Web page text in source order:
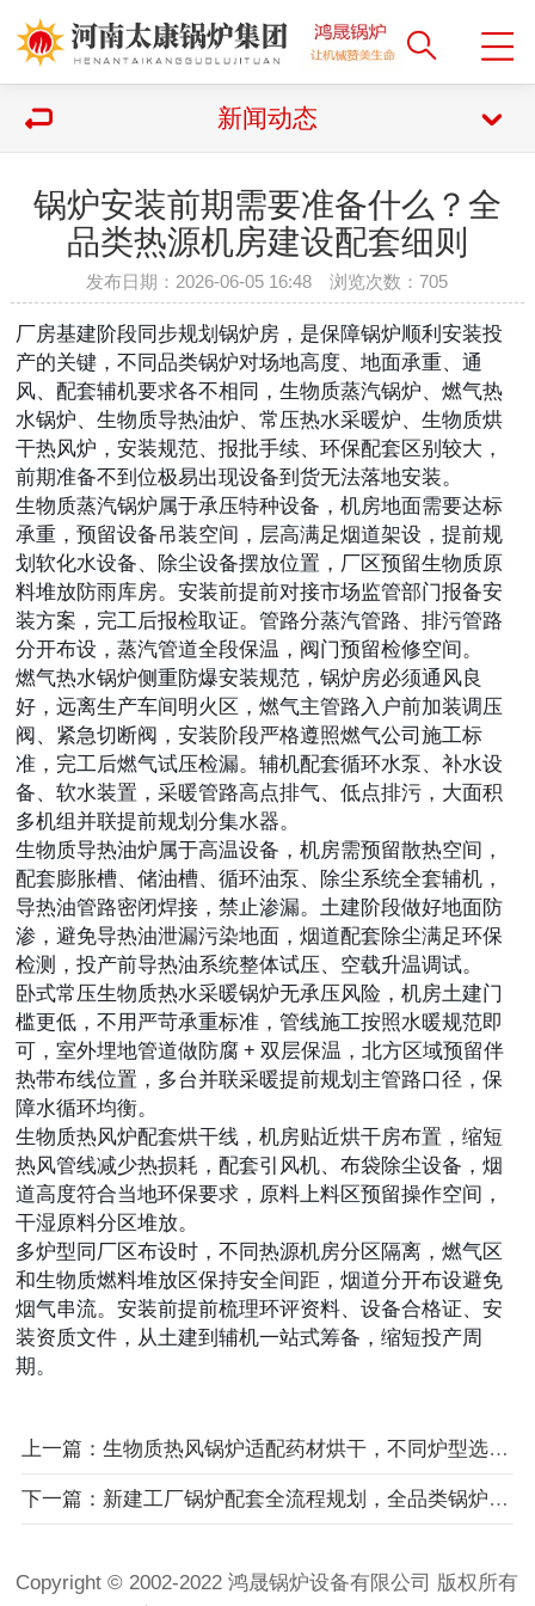
新闻动态
锅炉安装前期需要准备什么？全
品类热源机房建设配套细则
发布日期：2026-06-05 16:48 浏览次数：705
厂房基建阶段同步规划锅炉房，是保障锅炉顺利安装投
产的关键，不同品类锅炉对场地高度、地面承重、通
风、配套辅机要求各不相同，生物质蒸汽锅炉、燃气热
水锅炉、生物质导热油炉、常压热水采暖炉、生物质烘
干热风炉，安装规范、报批手续、环保配套区别较大，
前期准备不到位极易出现设备到货无法落地安装。
生物质蒸汽锅炉属于承压特种设备，机房地面需要达标
承重，预留设备吊装空间，层高满足烟道架设，提前规
划软化水设备、除尘设备摆放位置，厂区预留生物质原
料堆放防雨库房。安装前提前对接市场监管部门报备安
装方案，完工后报检取证。管路分蒸汽管路、排污管路
分开布设，蒸汽管道全段保温，阀门预留检修空间。
燃气热水锅炉侧重防爆安装规范，锅炉房必须通风良
好，远离生产车间明火区，燃气主管路入户前加装调压
阀、紧急切断阀，安装阶段严格遵照燃气公司施工标
准，完工后燃气试压检漏。辅机配套循环水泵、补水设
备、软水装置，采暖管路高点排气、低点排污，大面积
多机组并联提前规划分集水器。
生物质导热油炉属于高温设备，机房需预留散热空间，
配套膨胀槽、储油槽、循环油泵、除尘系统全套辅机，
导热油管路密闭焊接，禁止渗漏。土建阶段做好地面防
渗，避免导热油泄漏污染地面，烟道配套除尘满足环保
检测，投产前导热油系统整体试压、空载升温调试。
卧式常压生物质热水采暖锅炉无承压风险，机房土建门
槛更低，不用严苛承重标准，管线施工按照水暖规范即
可，室外埋地管道做防腐 + 双层保温，北方区域预留伴
热带布线位置，多台并联采暖提前规划主管路口径，保
障水循环均衡。
生物质热风炉配套烘干线，机房贴近烘干房布置，缩短
热风管线减少热损耗，配套引风机、布袋除尘设备，烟
道高度符合当地环保要求，原料上料区预留操作空间，
干湿原料分区堆放。
多炉型同厂区布设时，不同热源机房分区隔离，燃气区
和生物质燃料堆放区保持安全间距，烟道分开布设避免
烟气串流。安装前提前梳理环评资料、设备合格证、安
装资质文件，从土建到辅机一站式筹备，缩短投产周
期。
上一篇：生物质热风锅炉适配药材烘干，不同炉型选型要点
下一篇：新建工厂锅炉配套全流程规划，全品类锅炉机房土建、辅机选配与报批手续指南
Copyright © 2002-2022 鸿晟锅炉设备有限公司 版权所有